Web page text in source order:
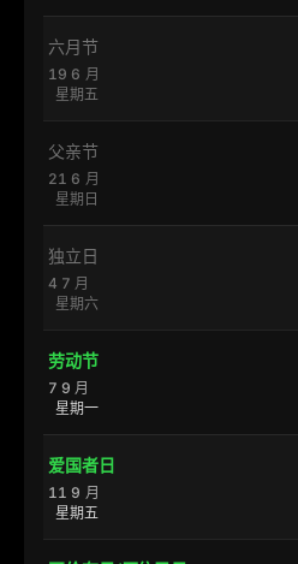
19 6 月
星期五
六月节
21 6 月
星期日
父亲节
4 7 月
星期六
独立日
7 9 月
星期一
劳动节
11 9 月
星期五
爱国者日